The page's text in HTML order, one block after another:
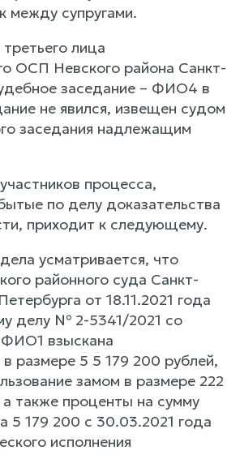
между супругами.
лица
ОСП Невского района Санкт-
заседание – ФИО4 в
не явился, извещен судом
заседания надлежащим
процесса,
по делу доказательства
приходит к следующему.
усматривается, что
районного суда Санкт-
от 18.11.2021 года
делу № 2-5341/2021 со
взыскана
размере 5 5 179 200 рублей,
замом в размере 222
также проценты на сумму
5 179 200 с 30.03.2021 года
исполнения